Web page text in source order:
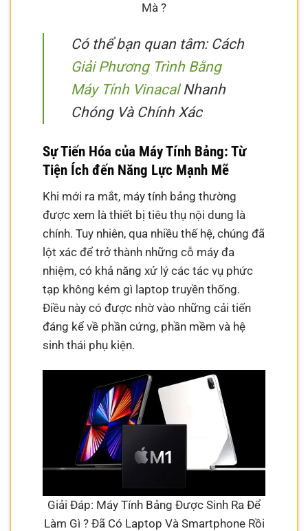
Mà ?
Có thể bạn quan tâm: Cách
Giải Phương Trình Bằng
Máy Tính VinacalNhanh
Chóng Và Chính Xác
Sự Tiến Hóa của Máy Tính Bảng: Từ
Tiện Ích đến Năng Lực Mạnh Mẽ
Khi mới ra mắt, máy tính bảng thường
được xem là thiết bị tiêu thụ nội dung là
chính. Tuy nhiên, qua nhiều thế hệ, chúng đã
lột xác để trở thành những cỗ máy đa
nhiệm, có khả năng xử lý các tác vụ phức
tạp không kém gì laptop truyền thống.
Điều này có được nhờ vào những cải tiến
đáng kể về phần cứng, phần mềm và hệ
sinh thái phụ kiện.
Giải Đáp: Máy Tính Bảng Được Sinh Ra Để
Làm Gì ? Đã Có Laptop Và Smartphone Rồi